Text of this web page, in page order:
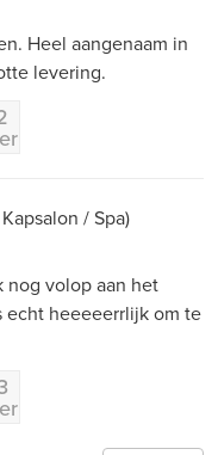
Heel aangenaam in
levering.
/ Spa)
nog volop aan het
echt heeeeerrlijk om te